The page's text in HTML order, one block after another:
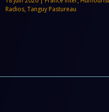
Radios, Tanguy Pastureau